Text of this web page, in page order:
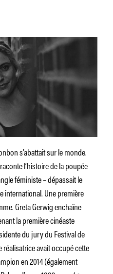
s’abattait sur le monde.
l’histoire de la poupée
féministe – dépassait le
international. Une première
Greta Gerwig enchaîne
la première cinéaste
du jury du Festival de
réalisatrice avait occupé cette
en 2014 (également